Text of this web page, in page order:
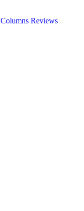
Columns Reviews